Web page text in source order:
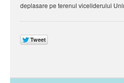
deplasare pe terenul viceliderului